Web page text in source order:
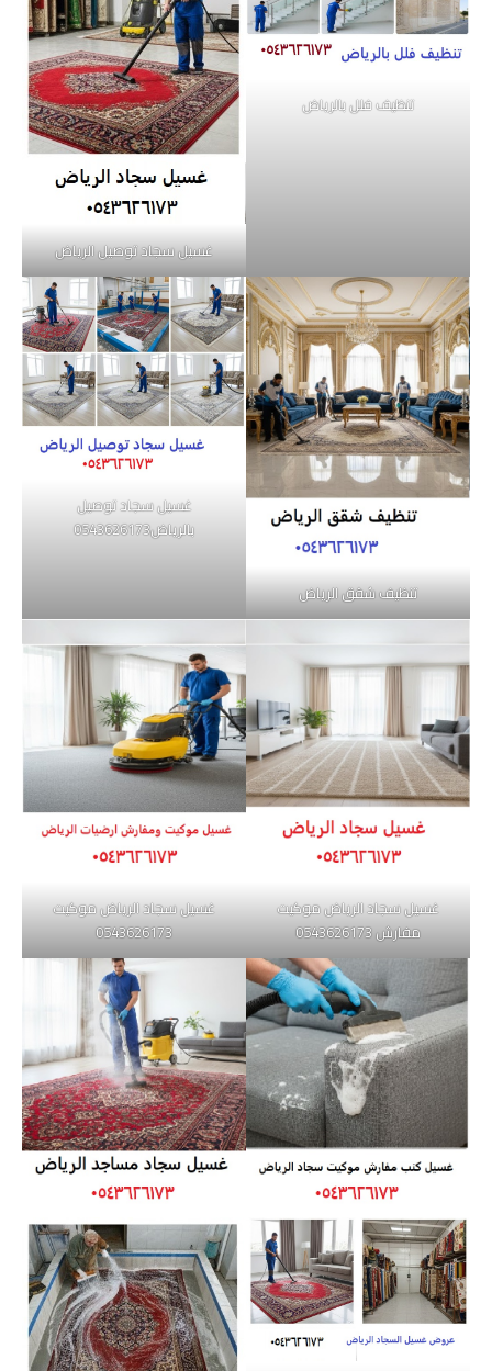
تنظيف فلل بالرياض
غسيل سجاد توصيل الرياض
تنظيف شقق الرياض
غسيل سجاد توصيل
بالرياض0543626173
غسيل سجاد الرياض موكيت
مفارش 0543626173
غسيل سجاد الرياض موكيت
0543626173